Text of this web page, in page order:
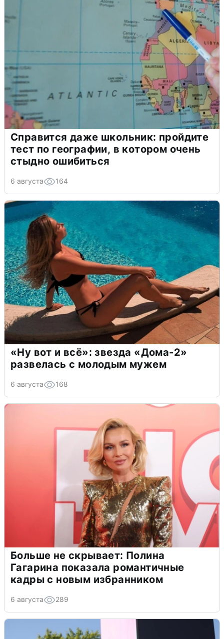
Справится даже школьник: пройдите
тест по географии, в котором очень
стыдно ошибиться
6 августа 164
«Ну вот и всё»: звезда «Дома-2»
развелась с молодым мужем
6 августа 168
Больше не скрывает: Полина
Гагарина показала романтичные
кадры с новым избранником
6 августа 289